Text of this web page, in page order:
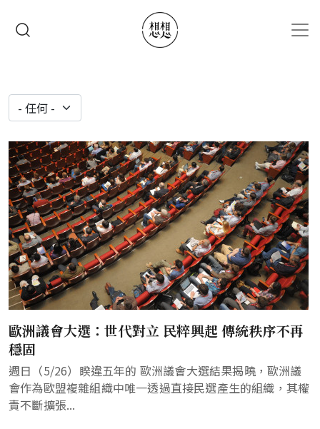
歐洲議會大選：世代對立 民粹興起 傳統秩序不再
穩固
週日（5/26）睽違五年的 歐洲議會大選結果揭曉，歐洲議
會作為歐盟複雜組織中唯一透過直接民選產生的組織，其權
責不斷擴張...